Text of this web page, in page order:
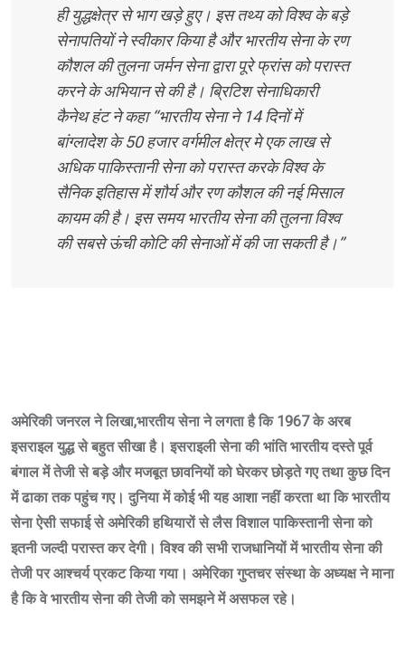
ही युद्धक्षेत्र से भाग खड़े हुए। इस तथ्य को विश्व के बड़े
सेनापतियों ने स्वीकार किया है और भारतीय सेना के रण
कौशल की तुलना जर्मन सेना द्वारा पूरे फ्रांस को परास्त
करने के अभियान से की है। ब्रिटिश सेनाधिकारी
कैनेथ हंट ने कहा ‘‘भारतीय सेना ने 14 दिनों में
बांग्लादेश के 50 हजार वर्गमील क्षेत्र मे एक लाख से
अधिक पाकिस्तानी सेना को परास्त करके विश्व के
सैनिक इतिहास में शौर्य और रण कौशल की नई मिसाल
कायम की है। इस समय भारतीय सेना की तुलना विश्व
की सबसे ऊंची कोटि की सेनाओं में की जा सकती है।’’
अमेरिकी जनरल ने लिखा,भारतीय सेना ने लगता है कि 1967 के अरब
इसराइल युद्ध से बहुत सीखा है। इसराइली सेना की भांति भारतीय दस्ते पूर्व
बंगाल में तेजी से बड़े और मजबूत छावनियों को घेरकर छोड़ते गए तथा कुछ दिन
में ढाका तक पहुंच गए। दुनिया में कोई भी यह आशा नहीं करता था कि भारतीय
सेना ऐसी सफाई से अमेरिकी हथियारों से लैस विशाल पाकिस्तानी सेना को
इतनी जल्दी परास्त कर देगी। विश्व की सभी राजधानियों में भारतीय सेना की
तेजी पर आश्चर्य प्रकट किया गया। अमेरिका गुप्तचर संस्था के अध्यक्ष ने माना
है कि वे भारतीय सेना की तेजी को समझने में असफल रहे।